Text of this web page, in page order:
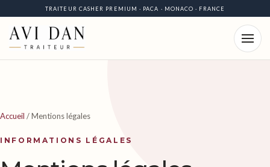
TRAITEUR CASHER PREMIUM · PACA · MONACO · FRANCE
Accueil /Mentions légales
INFORMATIONS LÉGALES